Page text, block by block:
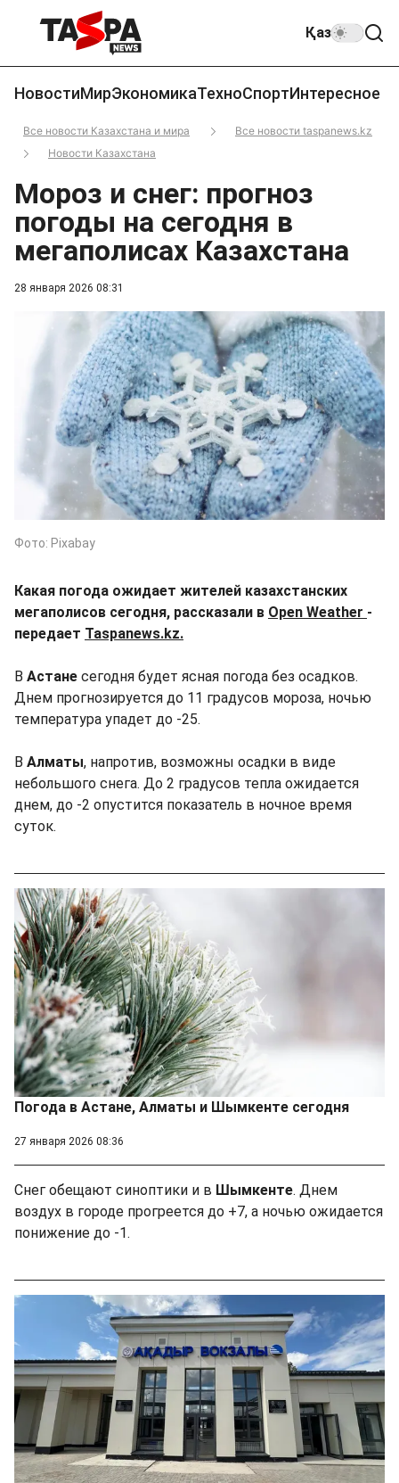
Қаз
НовостиМирЭкономикаТехноСпортИнтересное
Все новости Казахстана и мира
Все новости taspanews.kz
Новости Казахстана
28 января 2026 08:31
Мороз и снег: прогноз
погоды на сегодня в
мегаполисах Казахстана
Фото: Pixabay
Какая погода ожидает жителей казахстанских
мегаполисов сегодня, рассказали в Open Weather -
передает Taspanews.kz.
В Астане сегодня будет ясная погода без осадков.
Днем прогнозируется до 11 градусов мороза, ночью
температура упадет до -25.
В Алматы, напротив, возможны осадки в виде
небольшого снега. До 2 градусов тепла ожидается
днем, до -2 опустится показатель в ночное время
суток.
Погода в Астане, Алматы и Шымкенте сегодня
27 января 2026 08:36
Снег обещают синоптики и в Шымкенте. Днем
воздух в городе прогреется до +7, а ночью ожидается
понижение до -1.